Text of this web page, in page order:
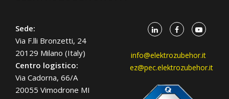
Sede:
Via F.lli Bronzetti, 24
20129 Milano (Italy)
Centro logistico:
Via Cadorna, 66/A
20055 Vimodrone MI
info@elektrozubehor.it
ez@pec.elektrozubehor.it